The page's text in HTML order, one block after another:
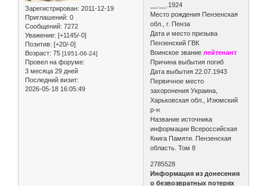
Зарегистрирован: 2011-12-19
Приглашений: 0
Сообщений: 7272
Уважение: [+1145/-0]
Позитив: [+20/-0]
Возраст: 75 [1951-06-24]
Провел на форуме:
3 месяца 29 дней
Последний визит:
2026-05-18 16:05:49
__.__.1924
Место рождения Пензенская
обл., г. Пенза
Дата и место призыва
Пензенский ГВК
Воинское званиелейтенант
Причина выбытия погиб
Дата выбытия 22.07.1943
Первичное место
захоронения Украина,
Харьковская обл., Изюмский
р-н
Название источника
информации Всероссийская
Книга Памяти. Пензенская
область. Том 8
2785528
Информация из донесения
о безвозвратных потерях